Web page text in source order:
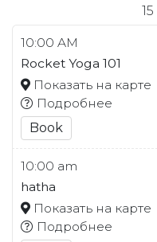
15
10:00 AM
Rocket Yoga 101
Показать на карте
Подробнее
Book
10:00 am
hatha
Показать на карте
Подробнее